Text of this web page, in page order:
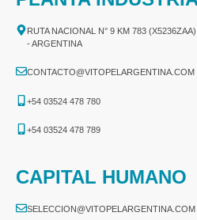
RUTA NACIONAL N° 9 KM 783
- ARGENTINA
CONTACTO@VITOPELARGENTINA.COM
+54 03524 478 780​
+54 03524 478 789​
CAPITAL HUMANO
SELECCION@VITOPELARGENTINA.COM